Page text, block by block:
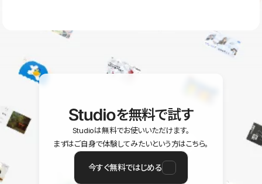
ユーザー同士で質問・相談できるコミュニティもご利用ください。
を無料で試す
Studioは無料でお使いいただけます。
まずはご自身で体験してみたいという方はこちら。
今すぐ無料ではじめる